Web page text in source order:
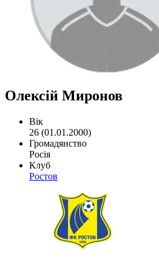
Олексій Миронов
Вік
26 (01.01.2000)
Громадянство
Росія
Клуб
Ростов